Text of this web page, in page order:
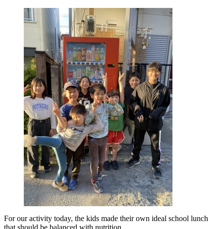
For our activity today, the kids made their own ideal school lunch
that should be balanced with nutrition.